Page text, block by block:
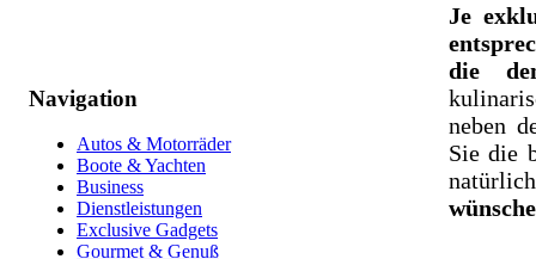
Navigation
Autos & Motorräder
Boote & Yachten
Business
Dienstleistungen
Exclusive Gadgets
Gourmet & Genuß
Je
die
neben
Sie die